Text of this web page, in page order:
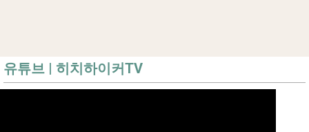
유튜브 | 히치하이커TV